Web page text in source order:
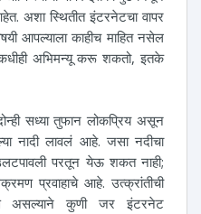
अशा स्थितीत इंटरनेटचा वापर
आपल्याला काहीच माहित नसेल
अभिमन्यू करू शकतो, इतके
सध्या तुफान लोकप्रिय असून
नादी लावलं आहे. जसा नदीचा
परतून येऊ शकत नाही;
प्रवाहाचे आहे. उत्क्रांतीची
असल्याने कुणी जर इंटरनेट